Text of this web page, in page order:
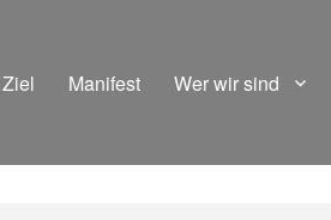
Ziel Manifest Wer wir sind